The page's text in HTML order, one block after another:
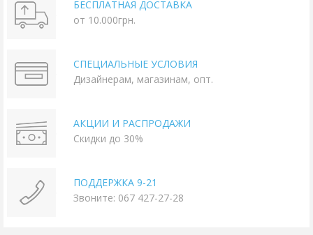
БЕСПЛАТНАЯ ДОСТАВКА
от 10.000грн.
СПЕЦИАЛЬНЫЕ УСЛОВИЯ
Дизайнерам, магазинам, опт.
АКЦИИ И РАСПРОДАЖИ
Скидки до 30%
ПОДДЕРЖКА 9-21
Звоните: 067 427-27-28